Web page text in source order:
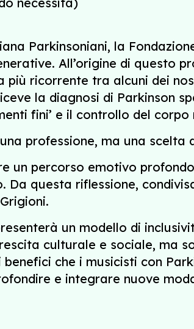
Parkinsoniani, la
All’origine di questo
più ricorrente tra alcuni dei
la diagnosi di Parkinson
fini’ e il controllo del corpo
professione, ma una scelta
un percorso emotivo
questa riflessione,
un modello di
culturale e sociale, ma
che i musicisti con
e integrare nuove